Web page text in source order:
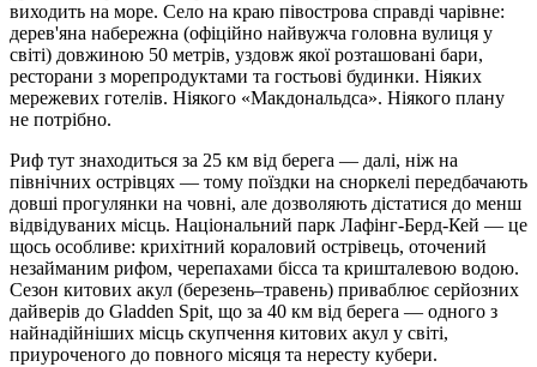
виходить на море. Село на краю півострова справді чарівне:
дерев'яна набережна (офіційно найвужча головна вулиця у
світі) довжиною 50 метрів, уздовж якої розташовані бари,
ресторани з морепродуктами та гостьові будинки. Ніяких
мережевих готелів. Ніякого «Макдональдса». Ніякого плану
не потрібно.
Риф тут знаходиться за 25 км від берега — далі, ніж на
північних острівцях — тому поїздки на сноркелі передбачають
довші прогулянки на човні, але дозволяють дістатися до менш
відвідуваних місць. Національний парк Лафінг-Берд-Кей — це
щось особливе: крихітний кораловий острівець, оточений
незайманим рифом, черепахами бісса та кришталевою водою.
Сезон китових акул (березень–травень) приваблює серйозних
дайверів до Gladden Spit, що за 40 км від берега — одного з
найнадійніших місць скупчення китових акул у світі,
приуроченого до повного місяця та нересту кубери.